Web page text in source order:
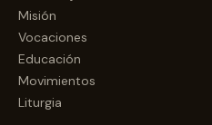
Misión
Vocaciones
Educación
Movimientos
Liturgia